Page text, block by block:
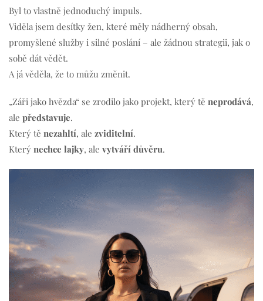
Byl to vlastně jednoduchý impuls.
Viděla jsem desítky žen, které měly nádherný obsah,
promyšlené služby i silné poslání – ale žádnou strategii, jak o
sobě dát vědět.
A já věděla, že to můžu změnit.
„Záři jako hvězda“ se zrodilo jako projekt, který tě neprodává,
ale představuje.
Který tě nezahltí, ale zviditelní.
Který nechce lajky, ale vytváří důvěru.